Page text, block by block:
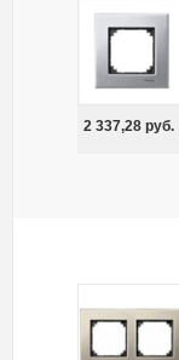
2 337,28руб.